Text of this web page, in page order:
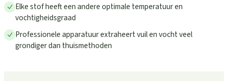
Elke stof heeft een andere optimale temperatuur en
vochtigheidsgraad
Professionele apparatuur extraheert vuil en vocht veel
grondiger dan thuismethoden